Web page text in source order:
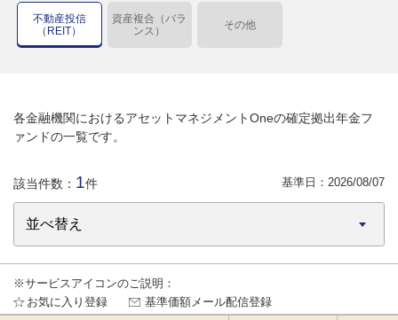
不動産投信
（REIT）
資産複合（バラ
ンス）
その他
各金融機関におけるアセットマネジメントOneの確定拠出年金フ
ァンドの一覧です。
該当件数： 1件 基準日： 2026/08/07
※サービスアイコンのご説明：
お気に入り登録
基準価額メール配信登録